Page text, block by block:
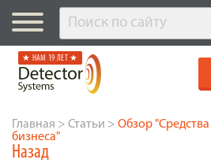
★ НАМ 19 ЛЕТ ★
Главная > Статьи > Обзор
бизнеса"
Назад